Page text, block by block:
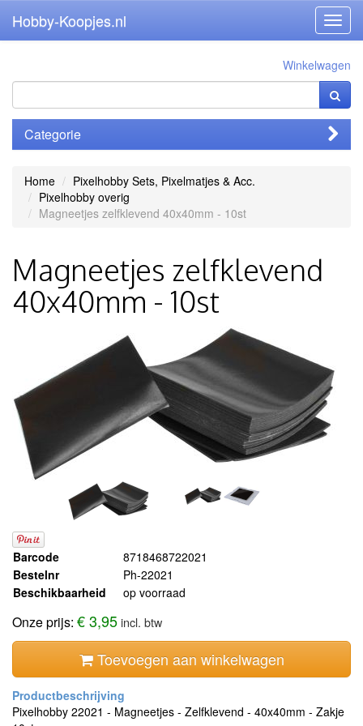
Hobby-Koopjes.nl
Winkelwagen
Categorie
Home
Pixelhobby Sets, Pixelmatjes & Acc.
Pixelhobby overig
Magneetjes zelfklevend 40x40mm - 10st
Magneetjes zelfklevend
40x40mm - 10st
Barcode
8718468722021
Bestelnr
Ph-22021
Beschikbaarheid
op voorraad
Onze prijs: € 3,95incl. btw
Toevoegen aan winkelwagen
Pixelhobby 22021 - Magneetjes - Zelfklevend - 40x40mm - Zakje